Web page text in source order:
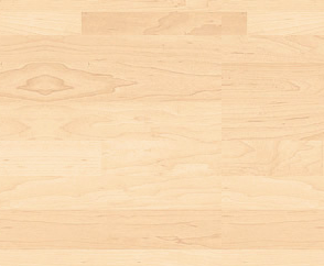
迎」淪落為「被排
擠」的邊緣人……到
底誰是敵、誰是友？
的如此壁壘分明？奧
吉要如何靠著他的智
慧和幽默感，化解危
機？每個人的不同抉
擇，又將如何扭轉自
己和他人的命運？ 奧
吉的入學像是一顆震
周圍的人。作者除了
2016臺南市圖優質本
書單 入選2016德國法
蘭克福書展台灣館主
題書
聽到笑聲就會全身發
癢的不准笑巫婆……
本集故事還有滾滾
等新創角色初次登場
哦， 他們會有什麼樣
選故事簡介 再度蟬聯
總務股長的滾滾豬，
他那裝滿錢的大肚皮
是快閃貓最羨慕的一
點，隨時都可以呼出